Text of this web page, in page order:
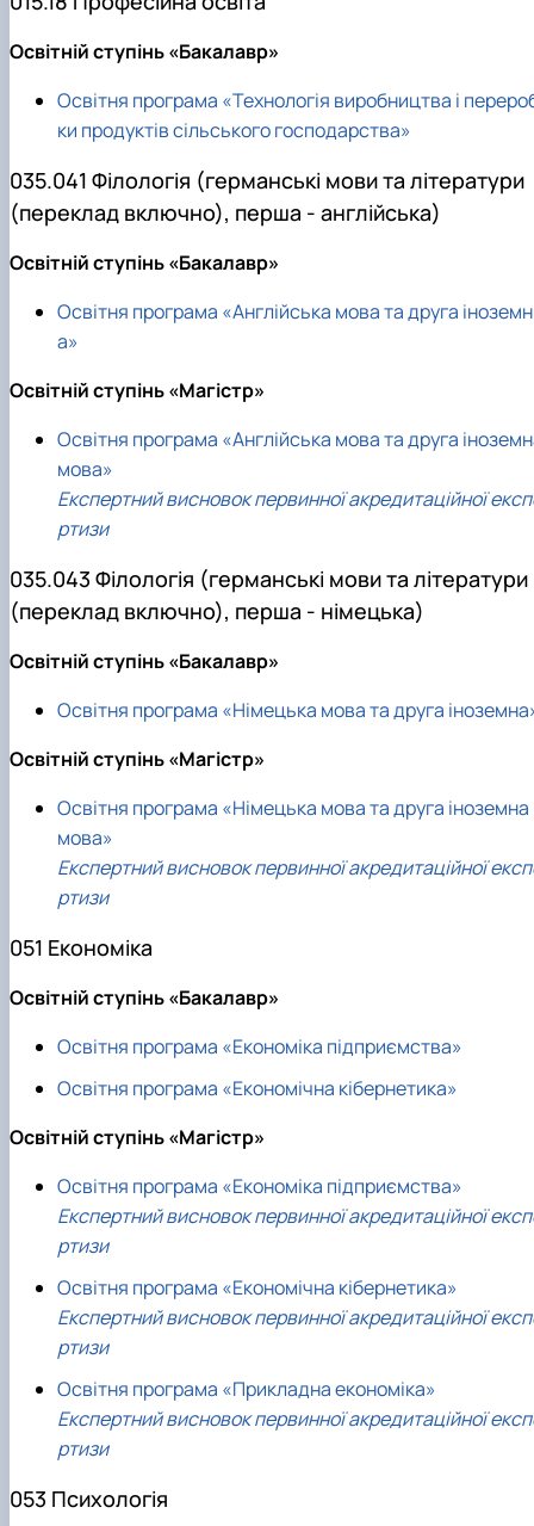
Освітній ступінь «Бакалавр»
Освітня програма «Технологія виробництва і
ки продуктів сільського господарства»
035.041 Філологія (германські мови та літератури
(переклад включно), перша - англійська)
Освітній ступінь «Бакалавр»
Освітня програма «Англійська мова та друга іноземн
а»
Освітній ступінь «Магістр»
Освітня програма «Англійська мова та друга
мова»
Експертний висновок первинної акредитаційної
ртизи
035.043 Філологія (германські мови та літератури
(переклад включно), перша - німецька)
Освітній ступінь «Бакалавр»
Освітня програма «Німецька мова та друга
Освітній ступінь «Магістр»
Освітня програма «Німецька мова та друга іноземна
мова»
Експертний висновок первинної акредитаційної
ртизи
051 Економіка
Освітній ступінь «Бакалавр»
Освітня програма «Економіка підприємства»
Освітня програма «Економічна кібернетика»
Освітній ступінь «Магістр»
Освітня програма «Економіка підприємства»
Експертний висновок первинної акредитаційної
ртизи
Освітня програма «Економічна кібернетика»
Експертний висновок первинної акредитаційної
ртизи
Освітня програма «Прикладна економіка»
Експертний висновок первинної акредитаційної
ртизи
053 Психологія